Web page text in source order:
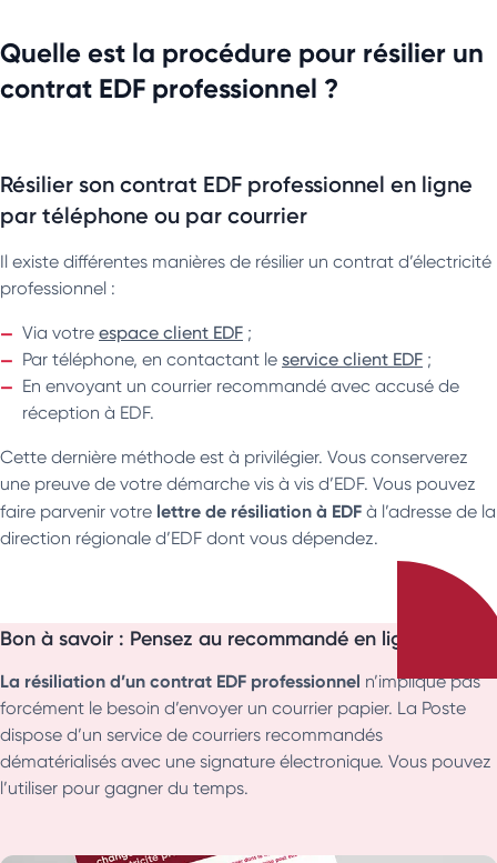
Quelle est la procédure pour résilier un
contrat EDF professionnel ?
Résilier son contrat EDF professionnel en ligne
par téléphone ou par courrier
Il existe différentes manières de résilier un contrat d’électricité
professionnel :
Via votre espace client EDF ;
Par téléphone, en contactant le service client EDF ;
En envoyant un courrier recommandé avec accusé de
réception à EDF.
Cette dernière méthode est à privilégier. Vous conserverez
une preuve de votre démarche vis à vis d’EDF. Vous pouvez
faire parvenir votre lettre de résiliation à EDF à l’adresse de la
direction régionale d’EDF dont vous dépendez.
Bon à savoir : Pensez au recommandé en ligne !
La résiliation d’un contrat EDF professionnel n’implique pas
forcément le besoin d’envoyer un courrier papier. La Poste
dispose d’un service de courriers recommandés
dématérialisés avec une signature électronique. Vous pouvez
l’utiliser pour gagner du temps.